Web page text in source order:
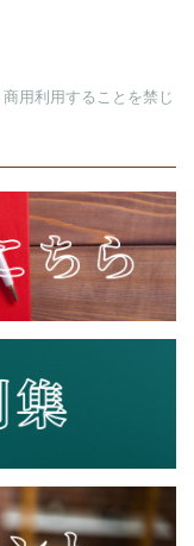
用利用することを禁じ